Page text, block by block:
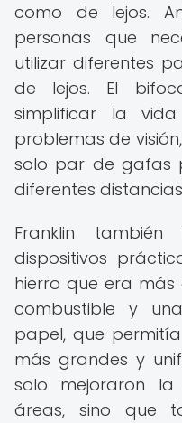
como de lejos.
personas que
utilizar diferentes
de lejos. El
simplificar la
problemas de
solo par de gafas
diferentes
Franklin
dispositivos
hierro que era
combustible y
papel, que
más grandes y
solo mejoraron la
áreas, sino que